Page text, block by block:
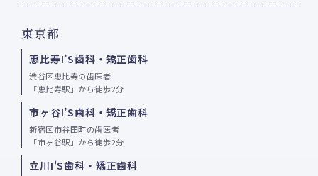
東京都
恵比寿I’S歯科・矯正歯科
渋谷区恵比寿の歯医者
「恵比寿駅」から徒歩2分
市ヶ谷I’S歯科・矯正歯科
新宿区市谷田町の歯医者
「市ヶ谷駅」から徒歩2分
立川I'S歯科・矯正歯科